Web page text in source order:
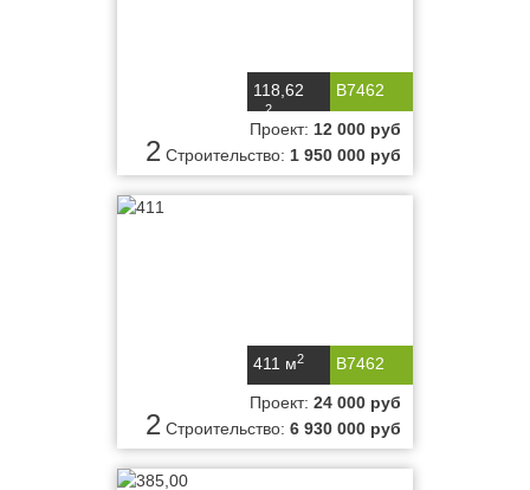
B7462
118,62
м2
2
Проект: 12 000 руб
Строительство: 1 950 000 руб
B7462
411 м2
2
Проект: 24 000 руб
Строительство: 6 930 000 руб